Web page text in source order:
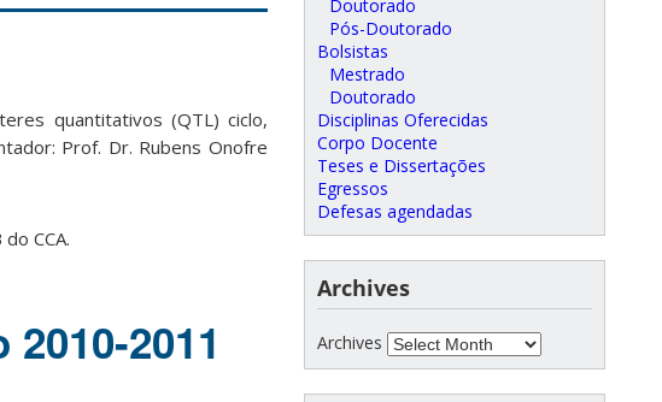
quantitativos (QTL) ciclo,
Prof. Dr. Rubens Onofre
CCA.
2011
Doutorado
Pós-Doutorado
Bolsistas
Mestrado
Doutorado
Disciplinas Oferecidas
Corpo Docente
Teses e Dissertações
Egressos
Defesas agendadas
Archives
Archives